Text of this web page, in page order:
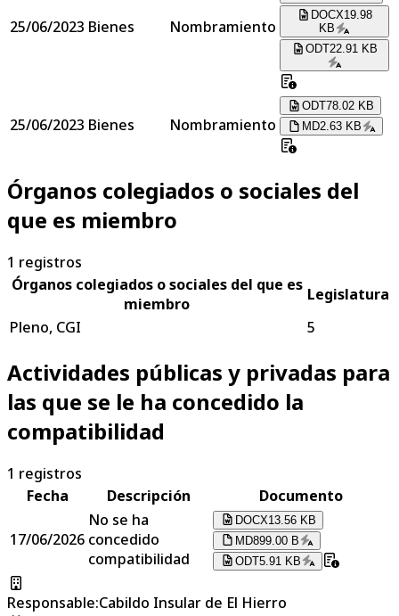
25/06/2023 Bienes Nombramiento
DOCX19.98
KB
ODT22.91 KB
25/06/2023 Bienes Nombramiento
ODT78.02 KB
MD2.63 KB
Órganos colegiados o sociales del
que es miembro
1 registros
Órganos colegiados o sociales del que es
miembro
Legislatura
Pleno, CGI
5
Actividades públicas y privadas para
las que se le ha concedido la
compatibilidad
1 registros
Fecha
Descripción Documento
17/06/2026
No se ha
concedido
compatibilidad
DOCX13.56 KB
MD899.00 B
ODT5.91 KB
Responsable:Cabildo Insular de El Hierro